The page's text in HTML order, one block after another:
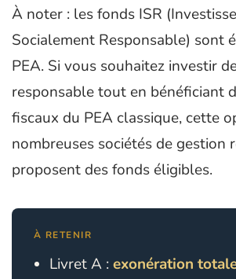
À noter : les fonds ISR
Socialement Responsable) sont
PEA. Si vous souhaitez investir
responsable tout en bénéficiant
fiscaux du PEA classique, cette
nombreuses sociétés de gestion
proposent des fonds éligibles.
À RETENIR
Livret A :exonération